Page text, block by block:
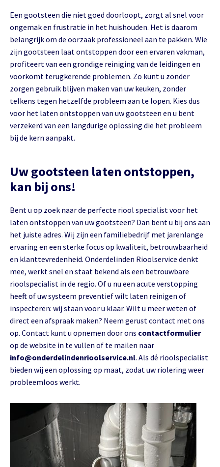
Een gootsteen die niet goed doorloopt, zorgt al snel voor
ongemak en frustratie in het huishouden. Het is daarom
belangrijk om de oorzaak professioneel aan te pakken. Wie
zijn gootsteen laat ontstoppen door een ervaren vakman,
profiteert van een grondige reiniging van de leidingen en
voorkomt terugkerende problemen. Zo kunt u zonder
zorgen gebruik blijven maken van uw keuken, zonder
telkens tegen hetzelfde probleem aan te lopen. Kies dus
voor het laten ontstoppen van uw gootsteen en u bent
verzekerd van een langdurige oplossing die het probleem
bij de kern aanpakt.
Uw gootsteen laten ontstoppen,
kan bij ons!
Bent u op zoek naar de perfecte riool specialist voor het
laten ontstoppen van uw gootsteen? Dan bent u bij ons aan
het juiste adres. Wij zijn een familiebedrijf met jarenlange
ervaring en een sterke focus op kwaliteit, betrouwbaarheid
en klanttevredenheid. Onderdelinden Rioolservice denkt
mee, werkt snel en staat bekend als een betrouwbare
rioolspecialist in de regio. Of u nu een acute verstopping
heeft of uw systeem preventief wilt laten reinigen of
inspecteren: wij staan voor u klaar. Wilt u meer weten of
direct een afspraak maken? Neem gerust contact met ons
op. Contact kunt u opnemen door ons contactformulier
op de website in te vullen of te mailen naar
info@onderdelindenrioolservice.nl. Als dé rioolspecialist
bieden wij een oplossing op maat, zodat uw riolering weer
probleemloos werkt.